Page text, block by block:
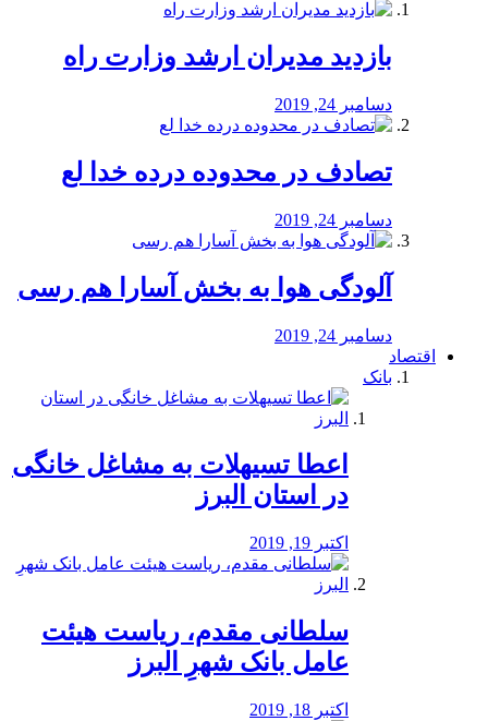
بازدید مدیران ارشد وزارت راه
دسامبر 24, 2019
تصادف در محدوده درده خدا لع
دسامبر 24, 2019
آلودگی هوا به بخش آسارا هم رسی
دسامبر 24, 2019
اقتصاد
بانک
️اعطا تسیهلات به مشاغل خانگی
در استان البرز
اکتبر 19, 2019
سلطانی مقدم، ریاست هیئت
عامل بانک شهرِ البرز
اکتبر 18, 2019